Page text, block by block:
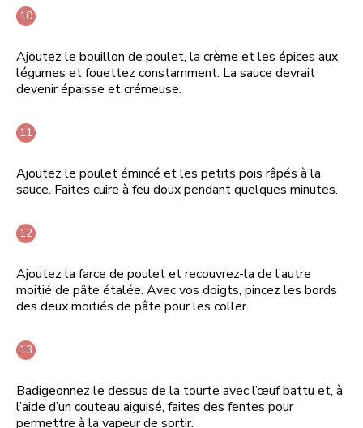
Ajoutez le bouillon de poulet, la crème et les épices aux
légumes et fouettez constamment. La sauce devrait
devenir épaisse et crémeuse.
Ajoutez le poulet émincé et les petits pois râpés à la
sauce. Faites cuire à feu doux pendant quelques minutes.
Ajoutez la farce de poulet et recouvrez-la de l’autre
moitié de pâte étalée. Avec vos doigts, pincez les bords
des deux moitiés de pâte pour les coller.
Badigeonnez le dessus de la tourte avec l’œuf battu et, à
l’aide d’un couteau aiguisé, faites des fentes pour
permettre à la vapeur de sortir.